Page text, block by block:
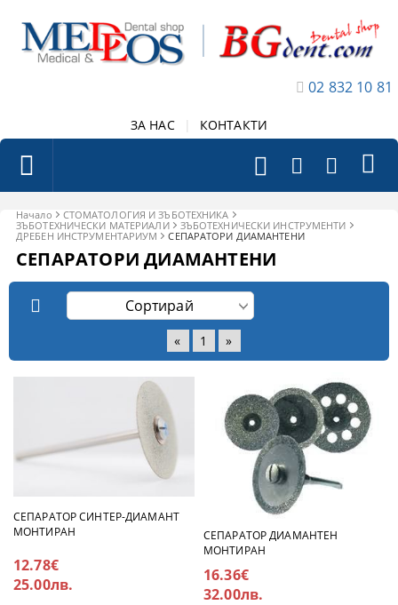
02 832 10 81
ЗА НАС КОНТАКТИ
Начало
СТОМАТОЛОГИЯ И ЗЪБОТЕХНИКА
ЗЪБОТЕХНИЧЕСКИ МАТЕРИАЛИ
ЗЪБОТЕХНИЧЕСКИ ИНСТРУМЕНТИ
ДРЕБЕН ИНСТРУМЕНТАРИУМ
СЕПАРАТОРИ ДИАМАНТЕНИ
СЕПАРАТОРИ ДИАМАНТЕНИ
« 1 »
СЕПАРАТОР СИНТЕР-ДИАМАНТ
МОНТИРАН
12.78€
25.00лв.
СЕПАРАТОР ДИАМАНТЕН
МОНТИРАН
16.36€
32.00лв.